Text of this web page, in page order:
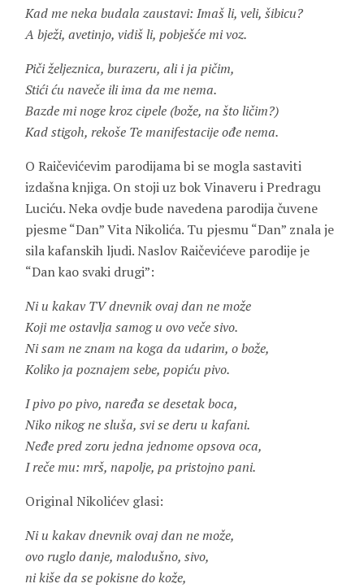
Kad me neka budala zaustavi: Imaš li, veli, šibicu?
A bježi, avetinjo, vidiš li, pobješće mi voz.
Piči željeznica, burazeru, ali i ja pičim,
Stići ću naveče ili ima da me nema.
Bazde mi noge kroz cipele (bože, na što ličim?)
Kad stigoh, rekoše Te manifestacije ođe nema.
O Raičevićevim parodijama bi se mogla sastaviti
izdašna knjiga. On stoji uz bokVinaveruiPredragu
Luciću. Neka ovdje bude navedena parodija čuvene
pjesme “Dan”Vita Nikolića. Tu pjesmu “Dan” znala je
sila kafanskih ljudi. Naslov Raičevićeve parodije je
“Dan kao svaki drugi”:
Ni u kakav TV dnevnik ovaj dan ne može
Koji me ostavlja samog u ovo veče sivo.
Ni sam ne znam na koga da udarim, o bože,
Koliko ja poznajem sebe, popiću pivo.
I pivo po pivo, naređa se desetak boca,
Niko nikog ne sluša, svi se deru u kafani.
Neđe pred zoru jedna jednome opsova oca,
I reče mu: mrš, napolje, pa pristojno pani.
Original Nikolićev glasi:
Ni u kakav dnevnik ovaj dan ne može,
ovo ruglo danje, malodušno, sivo,
ni kiše da se pokisne do kože,